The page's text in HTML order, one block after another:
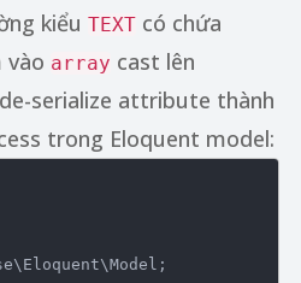
kiểu TEXTcó chứa
vào array cast lên
serialize attribute thành
trong Eloquent model:
\ Eloquent\Model ;